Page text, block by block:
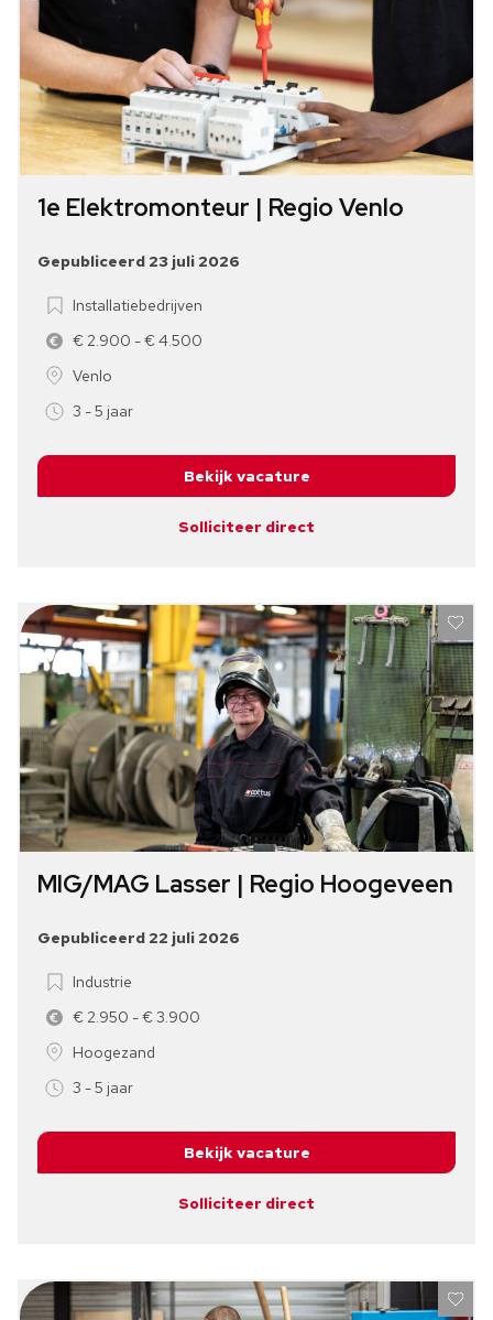
1e Elektromonteur | Regio Venlo
Gepubliceerd 23 juli 2026
Installatiebedrijven
€ 2.900 - € 4.500
Venlo
3 - 5 jaar
Solliciteer direct
Bekijk vacature
MIG/MAG Lasser | Regio Hoogeveen
Gepubliceerd 22 juli 2026
Industrie
€ 2.950 - € 3.900
Hoogezand
3 - 5 jaar
Solliciteer direct
Bekijk vacature